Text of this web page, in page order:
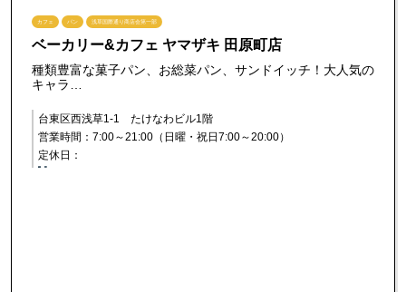
カフェ パン 浅草国際通り商店会第一部
ベーカリー&カフェ ヤマザキ 田原町店
種類豊富な菓子パン、お総菜パン、サンドイッチ！大人気の
キャラ…
台東区西浅草1-1 たけなわビル1階
営業時間：7:00～21:00（日曜・祝日7:00～20:00）
定休日：